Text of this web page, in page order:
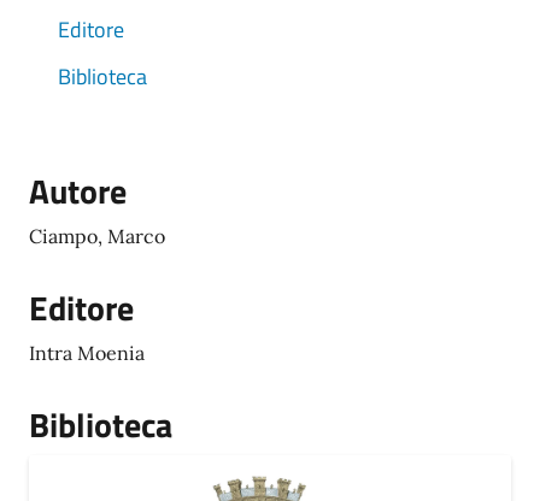
Editore
Biblioteca
Autore
Ciampo, Marco
Editore
Intra Moenia
Biblioteca